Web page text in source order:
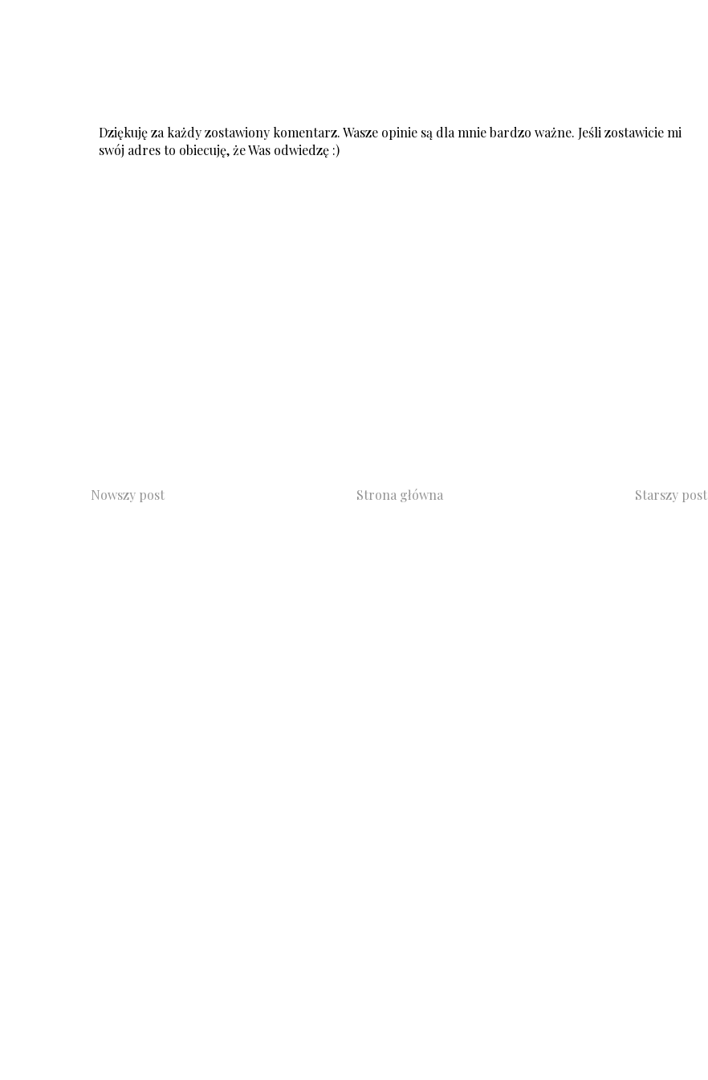
Dziękuję za każdy zostawiony komentarz. Wasze opinie są dla mnie bardzo ważne. Jeśli zostawicie mi
swój adres to obiecuję, że Was odwiedzę :)
Nowszy post Starszy post
Strona główna